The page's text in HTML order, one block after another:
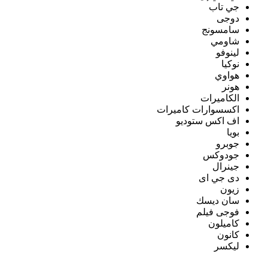
جي تاب
دوجى
سامسونج
شاومي
لينوفو
نوكيا
هواوي
هونر
الكاميرات
اكسسوارات كاميرات
اف اكس ستوديو
بويا
جوبرو
جودوكس
جينرال
دى جي اى
زيون
سان ديسك
فوجى فيلم
كاميلون
كانون
ليكسر